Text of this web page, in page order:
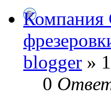
Компания
blogger »
0